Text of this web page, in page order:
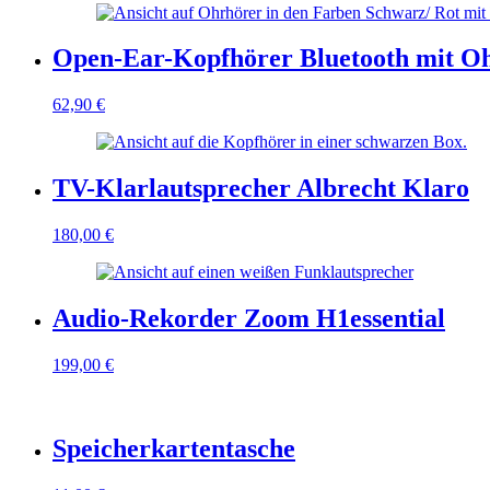
Open-Ear-Kopfhörer Bluetooth mit
62,90 €
TV-Klarlautsprecher Albrecht Klaro
180,00 €
Audio-Rekorder Zoom H1essential
199,00 €
Speicherkartentasche